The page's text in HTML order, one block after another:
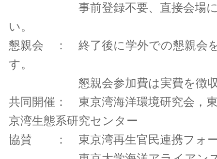
事前登録不要、直接会場に
い。
懇親会 ： 終了後に学外での懇親会
す。
懇親会参加費は実費を徴収
共同開催： 東京湾海洋環境研究会，
京湾生態系研究センター
協賛 ： 東京湾再生官民連携フォ